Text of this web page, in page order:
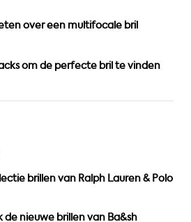
m
over een multifocale bril
om de perfecte bril te vinden
brillen van Ralph Lauren & Polo
nieuwe brillen van Ba&sh